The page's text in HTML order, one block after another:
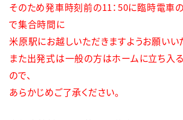
そのため発車時刻前の11：50に臨時電車
で集合時間に
米原駅にお越しいただきますようお願いい
また出発式は一般の方はホームに立ち入
ので、
あらかじめご了承ください。